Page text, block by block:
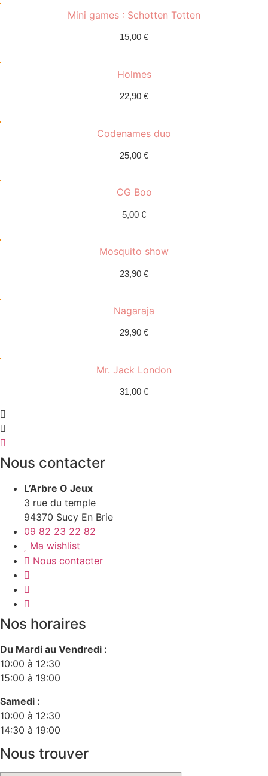
Mini games : Schotten Totten
15,00 €
Holmes
22,90 €
Codenames duo
25,00 €
CG Boo
5,00 €
Mosquito show
23,90 €
Nagaraja
29,90 €
Mr. Jack London
31,00 €
Nous contacter
L’Arbre O Jeux
3 rue du temple
94370 Sucy En Brie
09 82 23 22 82
Ma wishlist
Nous contacter
Nos horaires
Du Mardi au Vendredi :
10:00 à 12:30
15:00 à 19:00
Samedi :
10:00 à 12:30
14:30 à 19:00
Nous trouver